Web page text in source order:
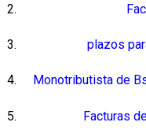
plazos
Monotributista de
Facturas